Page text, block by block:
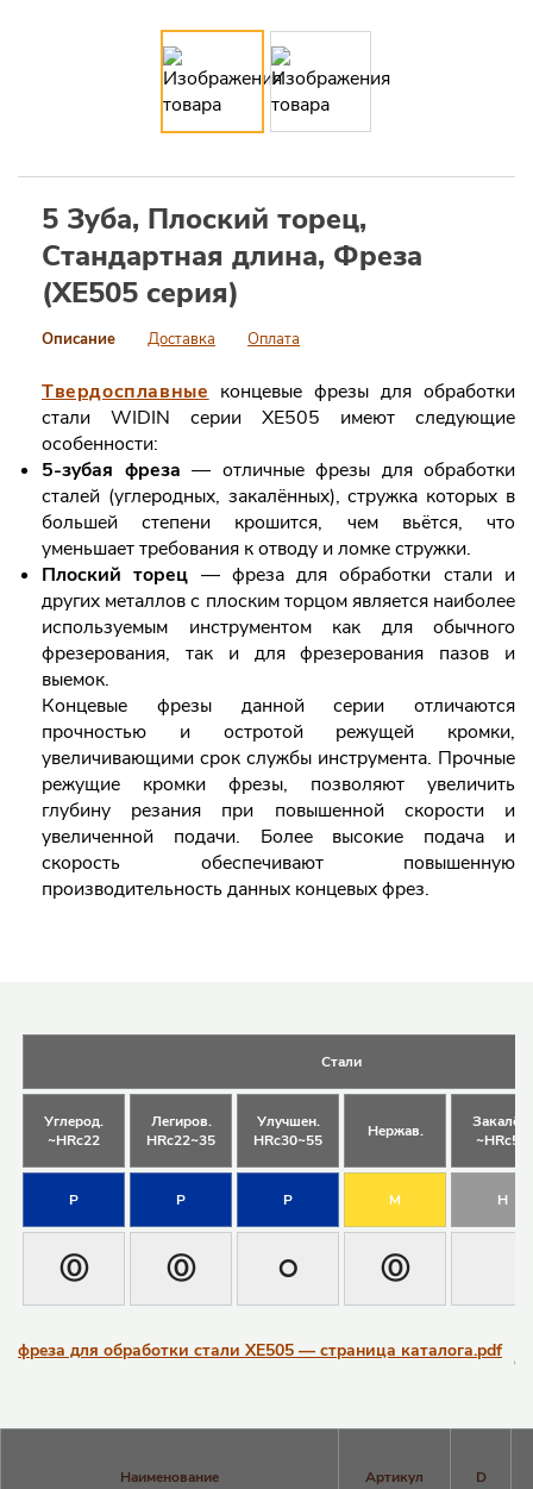
5 Зуба, Плоский торец,
Стандартная длина, Фреза
(XE505 серия)
Описание Доставка Оплата
Твердосплавные концевые фрезы для обработки
стали WIDIN серии XE505 имеют следующие
особенности:
5-зубая фреза — отличные фрезы для обработки
сталей (углеродных, закалённых), стружка которых в
большей степени крошится, чем вьётся, что
уменьшает требования к отводу и ломке стружки.
Плоский торец — фреза для обработки стали и
других металлов с плоским торцом является наиболее
используемым инструментом как для обычного
фрезерования, так и для фрезерования пазов и
выемок.
Концевые фрезы данной серии отличаются
прочностью и остротой режущей кромки,
увеличивающими срок службы инструмента. Прочные
режущие кромки фрезы, позволяют увеличить
глубину резания при повышенной скорости и
увеличенной подачи. Более высокие подача и
скорость обеспечивают повышенную
производительность данных концевых фрез.
Таблицы с информацией о товаре
Стали
Углерод.
~HRc22
Легиров.
HRc22~35
Улучшен.
HRc30~55
Нержав.
Закалён.
~HRc55
P P P M H
Ⓞ Ⓞ ੦ Ⓞ
фреза для обработки стали XE505 — страница каталога.pdf
Наименование Артикул D